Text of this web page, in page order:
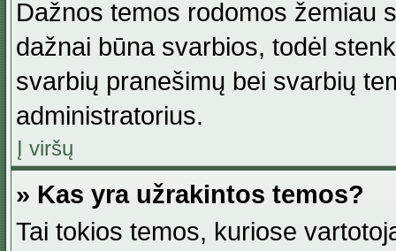
Dažnos temos rodomos žemiau
dažnai būna svarbios, todėl
svarbių pranešimų bei svarbių
administratorius.
Į viršų
» Kas yra užrakintos temos?
Tai tokios temos, kuriose